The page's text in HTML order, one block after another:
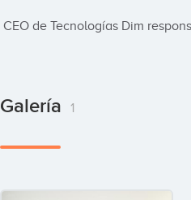
CEO de Tecnologías Dim
Galería 1